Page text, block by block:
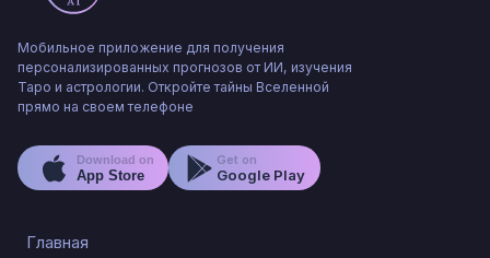
Мобильное приложение для получения
персонализированных прогнозов от ИИ, изучения
Таро и астрологии. Откройте тайны Вселенной
прямо на своем телефоне
Download on
App Store
Get on
Google Play
Главная